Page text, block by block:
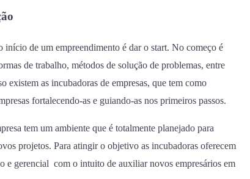
de um empreendimento é dar o start. No começo é
de trabalho, métodos de solução de problemas, entre
existem as incubadoras de empresas, que tem como
fortalecendo-as e guiando-as nos primeiros passos.
tem um ambiente que é totalmente planejado para
projetos. Para atingir o objetivo as incubadoras oferecem
e gerencial com o intuito de auxiliar novos empresários em